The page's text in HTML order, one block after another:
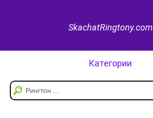
SkachatRingtony.com
Категории